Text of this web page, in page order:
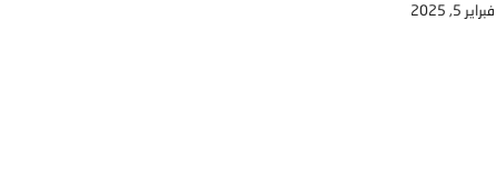
فبراير 5, 2025